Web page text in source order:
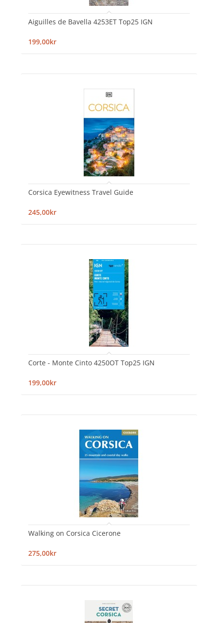
Aiguilles de Bavella 4253ET Top25 IGN
199,00kr
Corsica Eyewitness Travel Guide
245,00kr
Corte - Monte Cinto 4250OT Top25 IGN
199,00kr
Walking on Corsica Cicerone
275,00kr